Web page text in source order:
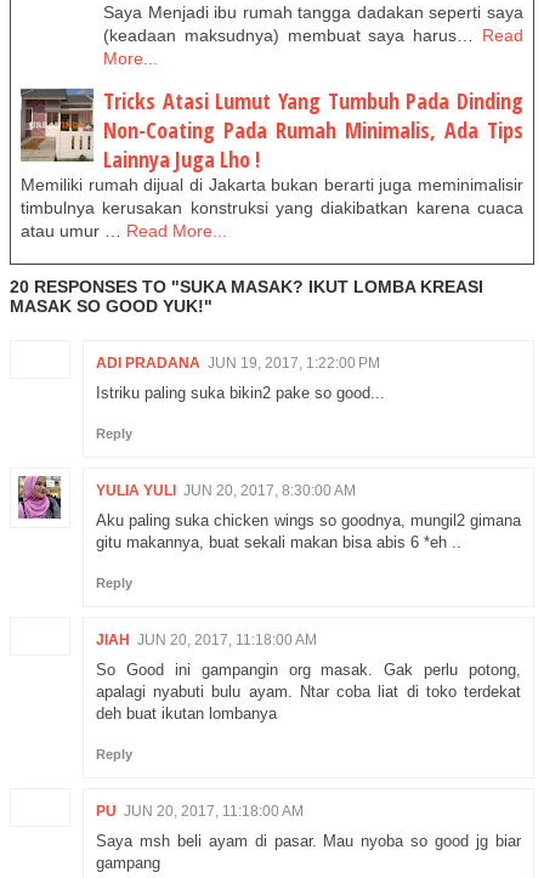
Saya Menjadi ibu rumah tangga dadakan seperti saya
(keadaan maksudnya) membuat saya harus…
Read
More...
Tricks Atasi Lumut Yang Tumbuh Pada Dinding
Non-Coating Pada Rumah Minimalis, Ada Tips
Lainnya Juga Lho !
Memiliki rumah dijual di Jakarta bukan berarti juga meminimalisir
timbulnya kerusakan konstruksi yang diakibatkan karena cuaca
atau umur …
Read More...
20 RESPONSES TO "SUKA MASAK? IKUT LOMBA KREASI
MASAK SO GOOD YUK!"
ADI PRADANA JUN 19, 2017, 1:22:00 PM
Istriku paling suka bikin2 pake so good...
Reply
YULIA YULI JUN 20, 2017, 8:30:00 AM
Aku paling suka chicken wings so goodnya, mungil2 gimana
gitu makannya, buat sekali makan bisa abis 6 *eh ..
Reply
JIAH JUN 20, 2017, 11:18:00 AM
So Good ini gampangin org masak. Gak perlu potong,
apalagi nyabuti bulu ayam. Ntar coba liat di toko terdekat
deh buat ikutan lombanya
Reply
PU JUN 20, 2017, 11:18:00 AM
Saya msh beli ayam di pasar. Mau nyoba so good jg biar
gampang